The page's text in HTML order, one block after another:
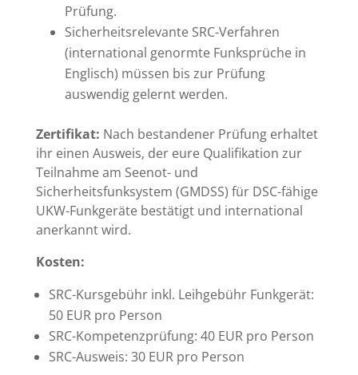
Prüfung.
Sicherheitsrelevante SRC-Verfahren
(international genormte Funksprüche in
Englisch) müssen bis zur Prüfung
auswendig gelernt werden.
Zertifikat: Nach bestandener Prüfung erhaltet
ihr einen Ausweis, der eure Qualifikation zur
Teilnahme am Seenot- und
Sicherheitsfunksystem (GMDSS) für DSC-fähige
UKW-Funkgeräte bestätigt und international
anerkannt wird.
Kosten:
SRC-Kursgebühr inkl. Leihgebühr Funkgerät:
50 EUR pro Person
SRC-Kompetenzprüfung: 40 EUR pro Person
SRC-Ausweis: 30 EUR pro Person